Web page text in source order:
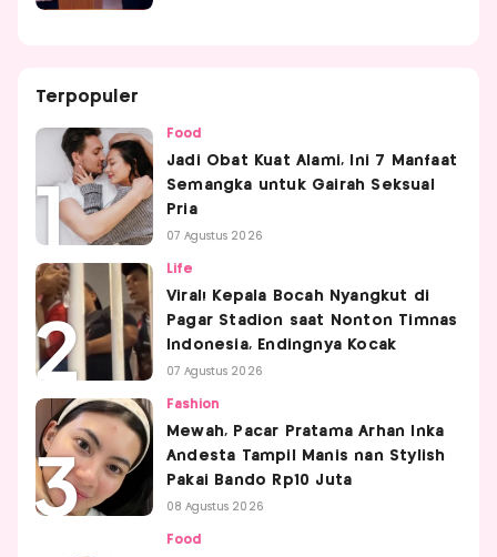
Terpopuler
Food
Jadi Obat Kuat Alami, Ini 7 Manfaat
Semangka untuk Gairah Seksual
Pria
07 Agustus 2026
Life
Viral! Kepala Bocah Nyangkut di
Pagar Stadion saat Nonton Timnas
Indonesia, Endingnya Kocak
07 Agustus 2026
Fashion
Mewah, Pacar Pratama Arhan Inka
Andesta Tampil Manis nan Stylish
Pakai Bando Rp10 Juta
08 Agustus 2026
Food